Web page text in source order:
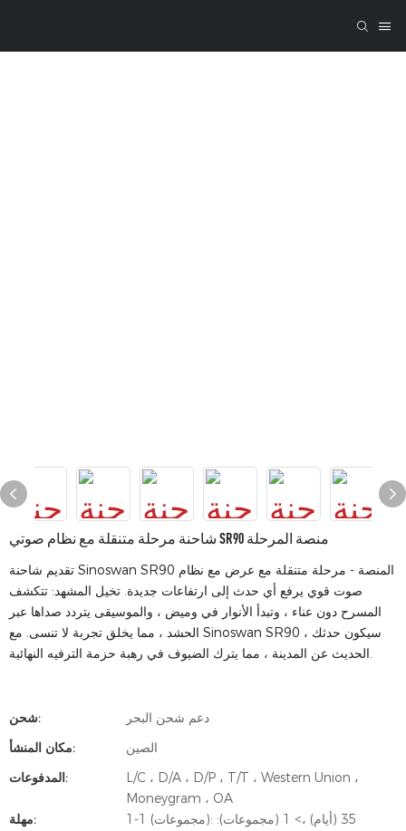
شاحنة مرحلة متنقلة مع نظام صوتي SR90 منصة المرحلة
تقديم شاحنة Sinoswan SR90 المنصة - مرحلة متنقلة مع عرض مع نظام
صوت قوي يرفع أي حدث إلى ارتفاعات جديدة. تخيل المشهد: تتكشف
المسرح دون عناء ، وتبدأ الأنوار في وميض ، والموسيقى يتردد صداها عبر
الحشد ، مما يخلق تجربة لا تنسى. مع Sinoswan SR90 ، سيكون حدثك
الحديث عن المدينة ، مما يترك الضيوف في رهبة حزمة الترفيه النهائية.
شحن:
دعم شحن البحر
مكان المنشأ:
الصين
المدفوعات:
L/C ، D/A ، D/P ، T/T ، Western Union ،
Moneygram ، OA
مهلة:
1-1 (مجموعات): 35 (أيام) ،> 1 (مجموعات):